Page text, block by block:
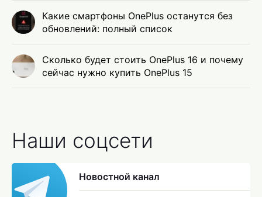
Какие смартфоны OnePlus останутся без
обновлений: полный список
Сколько будет стоить OnePlus 16 и почему
сейчас нужно купить OnePlus 15
Наши соцсети
Новостной канал